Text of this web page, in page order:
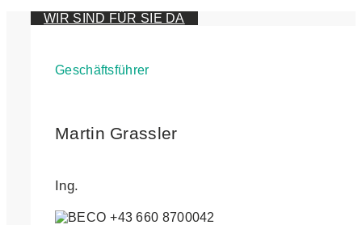
WIR SIND FÜR SIE DA
Geschäftsführer
Martin Grassler
Ing.
+43 660 8700042